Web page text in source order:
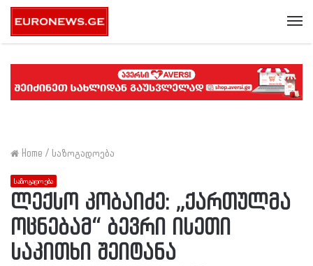
Home / საზოგადოება
საზოგადოება
ლექსო კობაიძე: „ქართულმა
ოცნებამ“ ბევრი ისეთი
საკითხი შეიტანა